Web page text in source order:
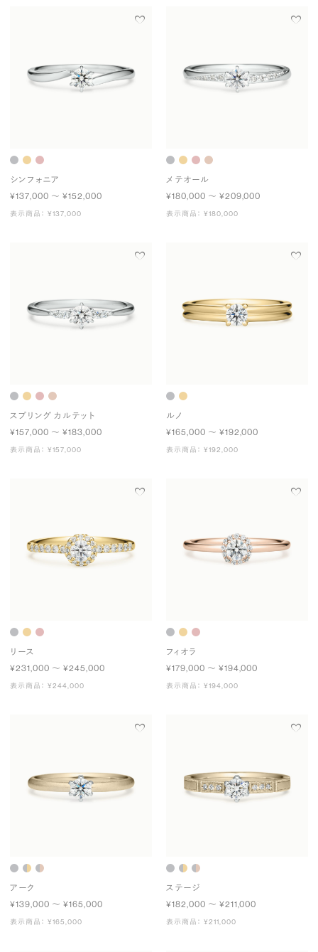
シンフォニア
¥137,000 〜 ¥152,000
表示商品： ¥137,000
メテオール
¥180,000 〜 ¥209,000
表示商品： ¥180,000
スプリング カルテット
¥157,000 〜 ¥183,000
表示商品： ¥157,000
ルノ
¥165,000 〜 ¥192,000
表示商品： ¥192,000
リース
¥231,000 〜 ¥245,000
表示商品： ¥244,000
フィオラ
¥179,000 〜 ¥194,000
表示商品： ¥194,000
アーク
¥139,000 〜 ¥165,000
表示商品： ¥165,000
ステージ
¥182,000 〜 ¥211,000
表示商品： ¥211,000